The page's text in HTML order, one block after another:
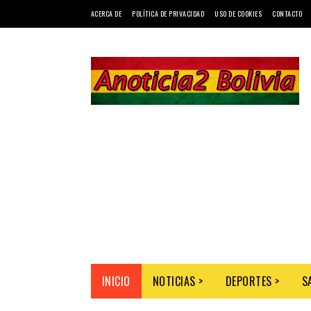
ACERCA DE POLÍTICA DE PRIVACIDAD USO DE COOKIES CONTACTO
INICIO NOTICIAS > DEPORTES >